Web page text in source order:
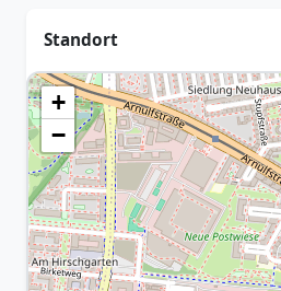
Standort
+
−